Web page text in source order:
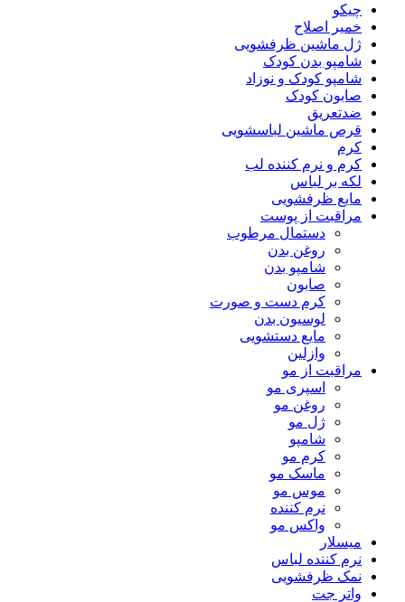
چیکو
خمیر اصلاح
ژل ماشین ظرفشویی
شامپو بدن کودک
شامپو کودک و نوزاد
صابون کودک
ضدتعریق
قرص ماشین لباسشویی
کرم
کرم و نرم کننده لب
لکه بر لباس
مایع ظرفشویی
مراقبت از پوست
دستمال مرطوب
روغن بدن
شامپو بدن
صابون
کرم دست و صورت
لوسیون بدن
مایع دستشویی
وازلین
مراقبت از مو
اسپری مو
روغن مو
ژل مو
شامپو
کرم مو
ماسک مو
موس مو
نرم کننده
واکس مو
میسلار
نرم کننده لباس
نمک ظرفشویی
واتر جت